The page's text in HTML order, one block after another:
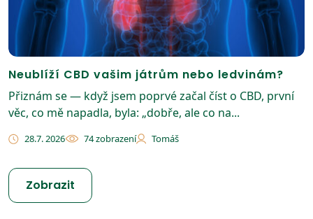
Neublíží CBD vašim játrům nebo ledvinám?
Přiznám se — když jsem poprvé začal číst o CBD, první
věc, co mě napadla, byla: „dobře, ale co na...
28.7. 2026 74 zobrazení Tomáš
Zobrazit